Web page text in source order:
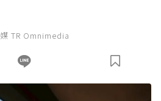
TR Omnimedia